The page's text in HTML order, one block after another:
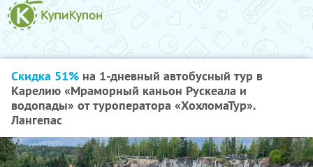
Скидка 51% на 1-дневный автобусный тур в
Карелию «Мраморный каньон Рускеала и
водопады» от туроператора «ХохломаТур».
Лангепас